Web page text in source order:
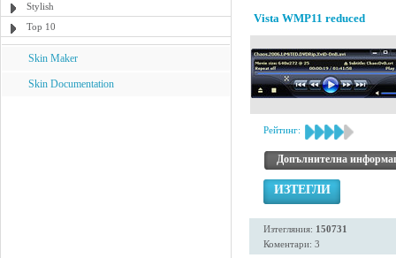
Stylish
Top 10
Skin Maker
Skin Documentation
Vista WMP11 reduced
Рейтинг:
Допълнителна
ИЗТЕГЛИ
Изтегляния: 150731
Коментари: 3